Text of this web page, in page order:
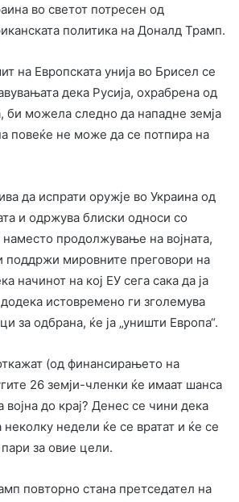
во светот потресен од
политика на Доналд Трамп.
на Европската унија во Брисел се
дека Русија, охрабрена од
би можела следно да нападне земја
повеќе не може да се потпира на
да испрати оружје во Украина од
и одржува блиски односи со
продолжување на војната,
поддржи мировните преговори на
начинот на кој ЕУ сега сака да ја
истовремено ги зголемува
за одбрана, ќе ја „уништи Европа“.
(од финансирањето на
26 земји-членки ќе имаат шанса
војна до крај? Денес се чини дека
неколку недели ќе се вратат и ќе се
за овие цели.
повторно стана претседател на